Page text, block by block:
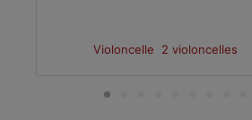
Violoncelle 2 violoncelles